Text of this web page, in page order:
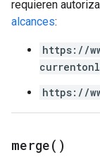
requieren
alcances:
https://
https://
merge( )